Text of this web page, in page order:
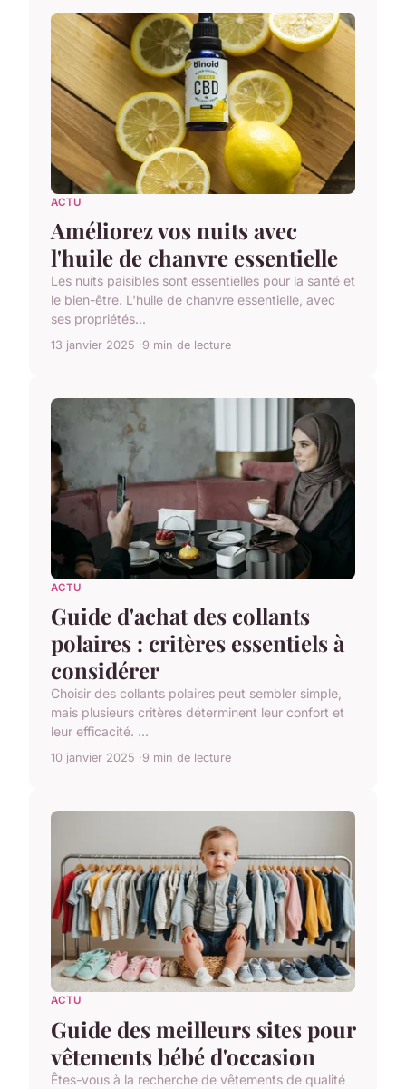
ACTU
Améliorez vos nuits avec
l'huile de chanvre essentielle
Les nuits paisibles sont essentielles pour la santé et
le bien-être. L'huile de chanvre essentielle, avec
ses propriétés...
13 janvier 2025 9 min de lecture
ACTU
Guide d'achat des collants
polaires : critères essentiels à
considérer
Choisir des collants polaires peut sembler simple,
mais plusieurs critères déterminent leur confort et
leur efficacité. ...
10 janvier 2025 9 min de lecture
ACTU
Guide des meilleurs sites pour
vêtements bébé d'occasion
Êtes-vous à la recherche de vêtements de qualité